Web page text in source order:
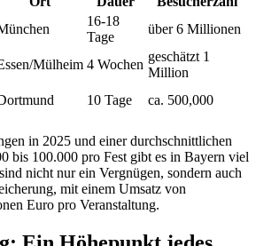
16-18
Tage
über 6 Millionen
Mülheim 4 Wochen
geschätzt 1
Million
10 Tage ca. 500,000
in 2025 und einer durchschnittlichen
bis 100.000 pro Fest gibt es in Bayern viel
nicht nur ein Vergnügen, sondern auch
mit einem Umsatz von
Euro pro Veranstaltung.